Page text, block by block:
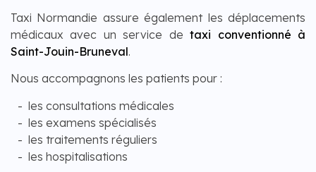
Taxi Normandie assure également les déplacements
médicaux avec un service detaxi conventionné à
Saint-Jouin-Bruneval.
Nous accompagnons les patients pour :
les consultations médicales
les examens spécialisés
les traitements réguliers
les hospitalisations